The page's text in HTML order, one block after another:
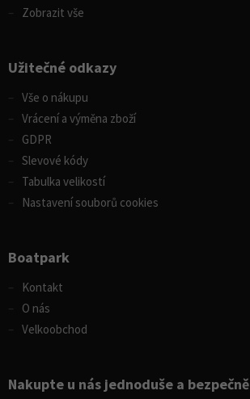
Zobrazit vše
Užitečné odkazy
Vše o nákupu
Vrácení a výměna zboží
GDPR
Slevové kódy
Tabulka velikostí
Nastavení souborů cookies
Boatpark
Kontakt
O nás
Velkoobchod
Nakupte u nás jednoduše a bezpečně